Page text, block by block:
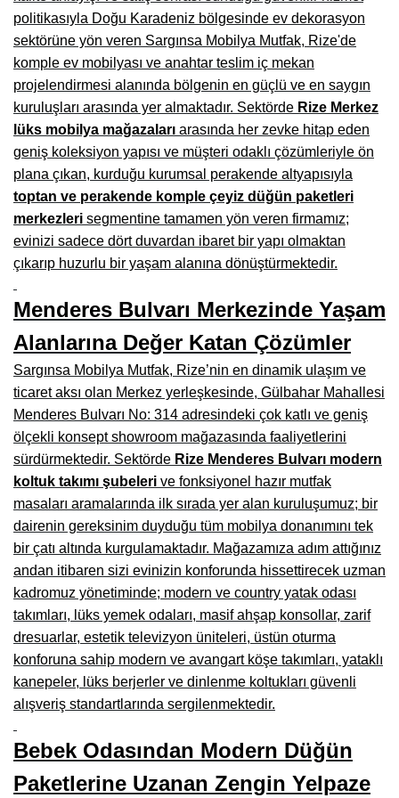
Burdur Mobilya İmalatçıları, Fabrikaları, Mağazaları
Eskişehir Mobilyacılar, Mobilya Mağazaları, Firmaları
Isparta Mobilyacılar, Mobilya Mağazaları, Fabrikaları
Çankırı Mobilyacılar, Mobilya Mağazaları, İmalatçıları
Mersin Mobilyacılar, Mobilya Mağazaları, Üreticileri
Antalya Mobilyacıları, Mobilya Mağazaları, Firmaları
Bolu Mobilyacılar, Mobilya Mağazaları, İmalatçıları
Kırklareli Mobilyacılar, Mobilya Firmaları, Mağazaları
Muğla Mobilyacılar, Mobilya Mağazaları, İmalatçıları
Kastamonu Mobilya Mağazaları, Firmaları
Sakarya Mobilyacılar, Mobilya Mağazaları, İmalatçıları
Manisa Mobilyacılar, Mobilya Fabrikaları, Mağazaları
Osmaniye Mobilyacılar, Mobilya Mağazaları, İmalatçıları
Düzce Mobilyacılar, Mobilya Mağazaları, Fabrikaları
Samsun Mobilyacıları, Mobilya Fabrikaları, Mağazaları
Balıkesir Mobilya Mağazaları, Fabrikaları, İmalatçıları
Kahramanmaraş Mobilya İmalatçıları, Mağazaları, Fabrikaları
Mardin Mobilyacılar, Mağazaları, İmalatçıları
Diyarbakır Mobilyacılar, Mobilya Firmaları, İmalatçıları
Şanlıurfa Mobilyacılar, Mobilya Mağazaları, Firmaları
Erzurum Mobilyacılar, Mobilya İmalatçıları, Mağazaları
Afyon Mobilyacılar, Mobilya Mağazaları, İmalatçıları
politikasıyla Doğu Karadeniz bölgesinde ev dekorasyon
sektörüne yön veren Sargınsa Mobilya Mutfak, Rize'de
komple ev mobilyası ve anahtar teslim iç mekan
projelendirmesi alanında bölgenin en güçlü ve en saygın
kuruluşları arasında yer almaktadır. Sektörde Rize Merkez
lüks mobilya mağazaları arasında her zevke hitap eden
geniş koleksiyon yapısı ve müşteri odaklı çözümleriyle ön
plana çıkan, kurduğu kurumsal perakende altyapısıyla
toptan ve perakende komple çeyiz düğün paketleri
merkezleri segmentine tamamen yön veren firmamız;
evinizi sadece dört duvardan ibaret bir yapı olmaktan
çıkarıp huzurlu bir yaşam alanına dönüştürmektedir.
Menderes Bulvarı Merkezinde Yaşam
Alanlarına Değer Katan Çözümler
Sargınsa Mobilya Mutfak, Rize’nin en dinamik ulaşım ve
ticaret aksı olan Merkez yerleşkesinde, Gülbahar Mahallesi
Menderes Bulvarı No: 314 adresindeki çok katlı ve geniş
ölçekli konsept showroom mağazasında faaliyetlerini
sürdürmektedir. Sektörde Rize Menderes Bulvarı modern
koltuk takımı şubeleri ve fonksiyonel hazır mutfak
masaları aramalarında ilk sırada yer alan kuruluşumuz; bir
dairenin gereksinim duyduğu tüm mobilya donanımını tek
bir çatı altında kurgulamaktadır. Mağazamıza adım attığınız
andan itibaren sizi evinizin konforunda hissettirecek uzman
kadromuz yönetiminde; modern ve country yatak odası
takımları, lüks yemek odaları, masif ahşap konsollar, zarif
dresuarlar, estetik televizyon üniteleri, üstün oturma
konforuna sahip modern ve avangart köşe takımları, yataklı
kanepeler, lüks berjerler ve dinlenme koltukları güvenli
alışveriş standartlarında sergilenmektedir.
Bebek Odasından Modern Düğün
Paketlerine Uzanan Zengin Yelpaze